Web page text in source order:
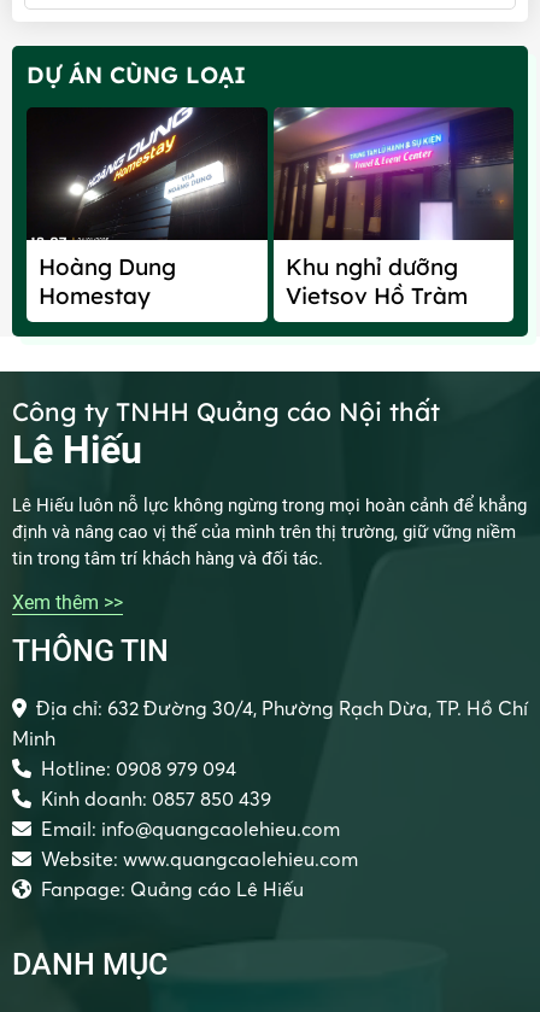
DỰ ÁN CÙNG LOẠI
Hoàng Dung
Homestay
Khu nghỉ dưỡng
Vietsov Hồ Tràm
Công ty TNHH Quảng cáo Nội thất
Lê Hiếu
Lê Hiếu luôn nỗ lực không ngừng trong mọi hoàn cảnh để khẳng
định và nâng cao vị thế của mình trên thị trường, giữ vững niềm
tin trong tâm trí khách hàng và đối tác.
Xem thêm >>
THÔNG TIN
Địa chỉ: 632 Đường 30/4, Phường Rạch Dừa, TP. Hồ Chí
Minh
Hotline: 0908 979 094
Kinh doanh: 0857 850 439
Email: info@quangcaolehieu.com
Website: www.quangcaolehieu.com
Fanpage: Quảng cáo Lê Hiếu
DANH MỤC